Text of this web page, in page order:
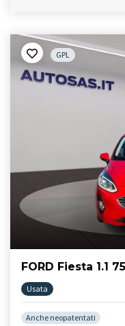
GPL
FORD Fiesta 1.1
Usata
Anche neopatentati